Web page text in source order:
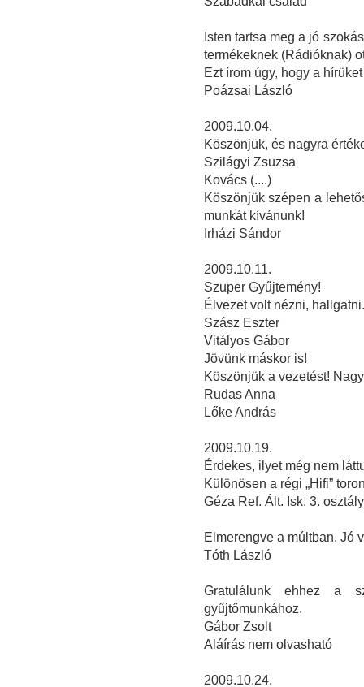
Isten tartsa meg a jó
termékeknek (Rádióknak)
Ezt írom úgy, hogy a
Poázsai László
2009.10.04.
Köszönjük, és nagyra
Szilágyi Zsuzsa
Kovács (....)
Köszönjük szépen a
munkát kívánunk!
Irházi Sándor
2009.10.11.
Szuper Gyűjtemény!
Élvezet volt nézni, hallgatni.
Szász Eszter
Vitályos Gábor
Jövünk máskor is!
Köszönjük a vezetést!
Rudas Anna
Lőke András
2009.10.19.
Érdekes, ilyet még nem
Különösen a régi „Hifi”
Géza Ref. Ált. Isk. 3.
Elmerengve a múltban. Jó
Tóth László
Gratulálunk ehhez a
gyűjtőmunkához.
Gábor Zsolt
Aláírás nem olvasható
2009.10.24.